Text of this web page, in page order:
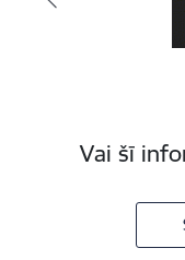
Vai šī